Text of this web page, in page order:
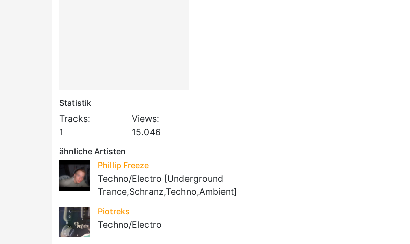
Statistik
Tracks:
1
Views:
15.046
ähnliche Artisten
Phillip Freeze
Techno/Electro [Underground
Trance,Schranz,Techno,Ambient]
Piotreks
Techno/Electro